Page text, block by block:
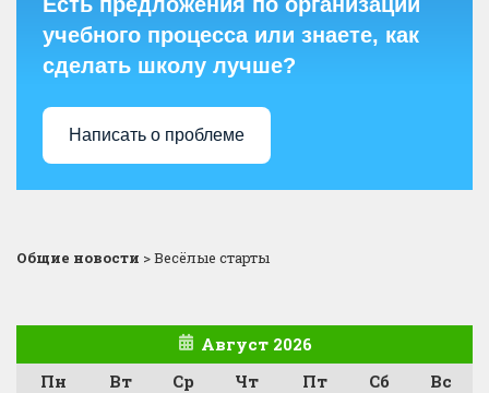
учебного процесса или знаете, как
сделать школу лучше?
Написать о проблеме
Общие новости >Весёлые старты
Август 2026
Пн
Вт Ср Чт Пт Сб
Вс